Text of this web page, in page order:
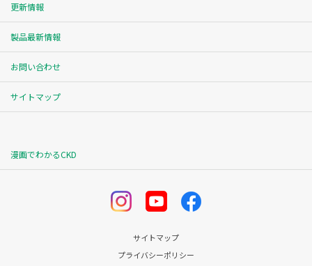
更新情報
製品最新情報
お問い合わせ
サイトマップ
漫画でわかるCKD
サイトマップ
プライバシーポリシー